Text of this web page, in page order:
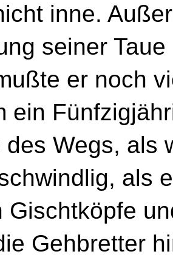
inne.
seiner
er noch
ein
des Wegs, als
als
Gischtköpfe
Gehbretter